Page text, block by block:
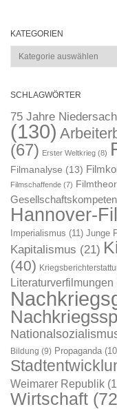
KATEGORIEN
Kategorien
SCHLAGWÖRTER
75 Jahre
(130)
(67) Erster Weltkrieg (8)
Filmanalyse (13)
Filmschaffende (7)
Hannover-
Imperialismus (11) Junge
Kapitalismus (21)
(40)
Literaturverfilmungen
Bildung (9) Propaganda
Weimarer Republik
Wirtschaft